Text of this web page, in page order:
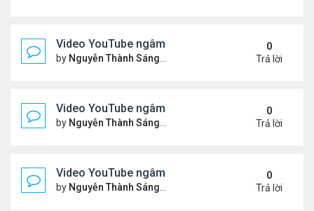
Video YouTube ngâm bài Thơ Nhạc: Ngậm Ngùi
by Nguyễn Thành Sáng Thứ 7 Tháng 3 14, 2026 7:14
0
Trả lời
Video YouTube ngâm bài Thơ Nhạc: Tiếng Tơ
by Nguyễn Thành Sáng Thứ 3 Tháng 3 10, 2026 7:27
0
Trả lời
Video YouTube ngâm bài Thơ Nhạc: Xin Hãy Cho
by Nguyễn Thành Sáng Thứ 7 Tháng 3 07, 2026 6:39
0
Trả lời